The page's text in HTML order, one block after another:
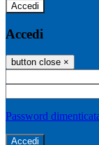
Accedi
Accedi
button close ×
Password